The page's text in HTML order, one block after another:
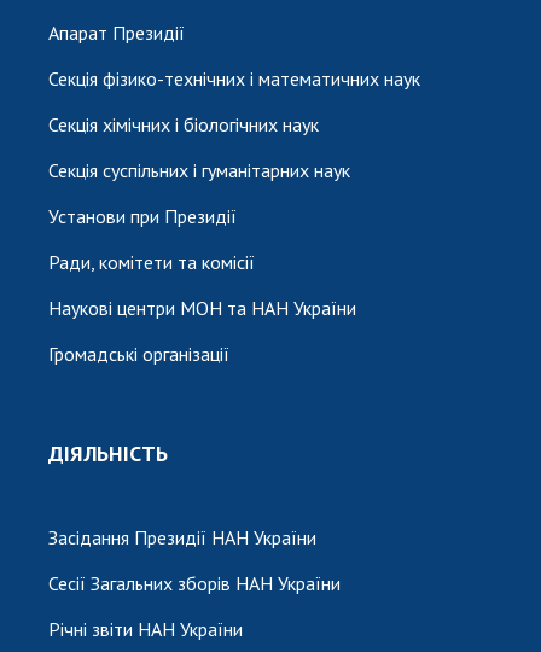
Апарат Президії
Секція фізико-технічних і математичних наук
Секція хімічних і біологічних наук
Секція суспільних і гуманітарних наук
Установи при Президії
Ради, комітети та комісії
Наукові центри МОН та НАН України
Громадські організації
ДІЯЛЬНІСТЬ
Засідання Президії НАН України
Сесії Загальних зборів НАН України
Річні звіти НАН України